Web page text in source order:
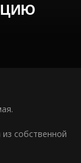
собственной